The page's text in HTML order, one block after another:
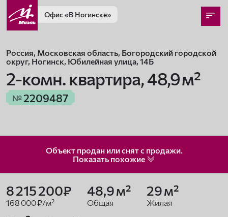
Офис«В Ногинске»
Россия, Московская область, Богородский городской
округ, Ногинск, Юбилейная улица, 14Б
2-комн. квартира,48,9 м²
№ 2209487
Объект продан или снят с продажи.
Показать похожие
8 215 200₽
168 000 ₽/м²
48,9 м²
Общая
29 м²
Жилая